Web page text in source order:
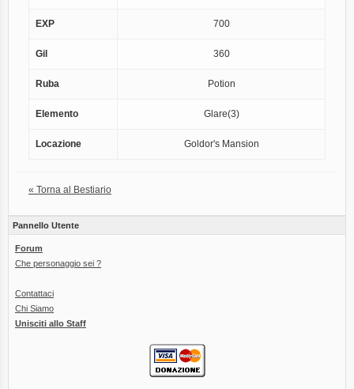
EXP 700
Gil 360
Ruba Potion
Elemento Glare(3)
Locazione Goldor's Mansion
« Torna al Bestiario
Pannello Utente
Forum
Che personaggio sei ?
Contattaci
Chi Siamo
Unisciti allo Staff